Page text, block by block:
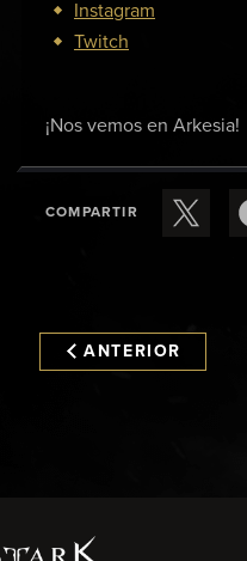
Instagram
Twitch
¡Nos vemos en Arkesia!
COMPARTIR
ANTERIOR